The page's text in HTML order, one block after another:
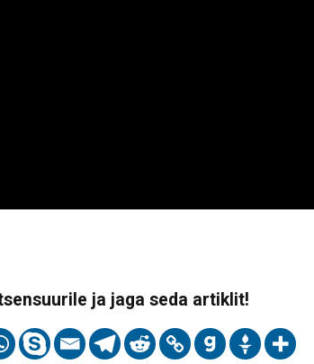
ja jaga seda artiklit!